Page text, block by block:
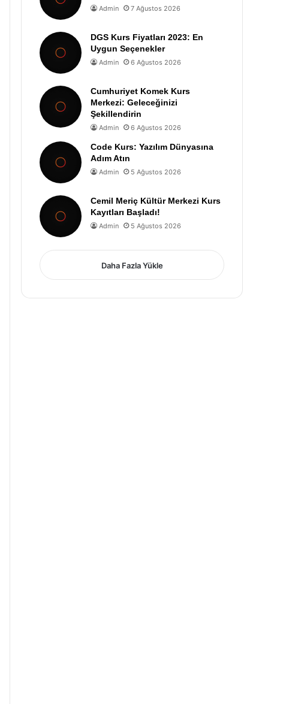
Admin 7 Ağustos 2026
DGS Kurs Fiyatları 2023: En
Uygun Seçenekler
Admin 6 Ağustos 2026
Cumhuriyet Komek Kurs
Merkezi: Geleceğinizi
Şekillendirin
Admin 6 Ağustos 2026
Code Kurs: Yazılım Dünyasına
Adım Atın
Admin 5 Ağustos 2026
Cemil Meriç Kültür Merkezi Kurs
Kayıtları Başladı!
Admin 5 Ağustos 2026
Daha Fazla Yükle